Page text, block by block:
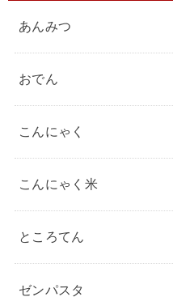
あんみつ
おでん
こんにゃく
こんにゃく米
ところてん
ゼンパスタ